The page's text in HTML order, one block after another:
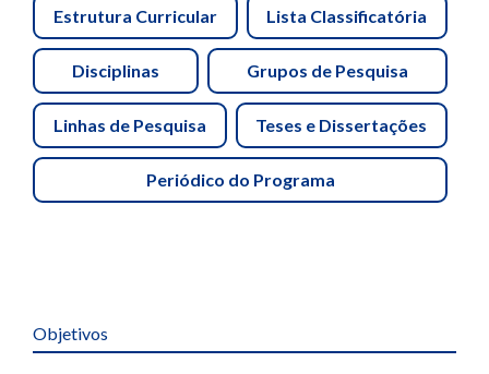
Estrutura Curricular Lista Classificatória
Disciplinas Grupos de Pesquisa
Linhas de Pesquisa Teses e Dissertações
Periódico do Programa
Objetivos